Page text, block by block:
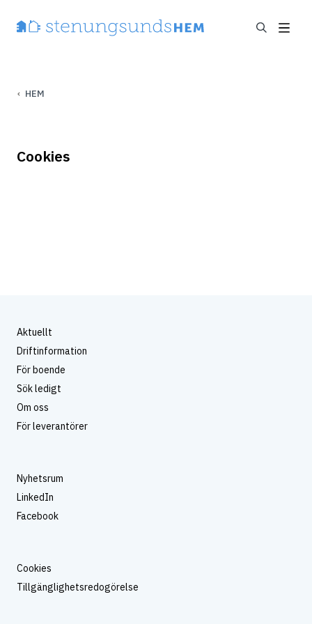
HEM
Cookies
Aktuellt
Driftinformation
För boende
Sök ledigt
Om oss
För leverantörer
Nyhetsrum
LinkedIn
Facebook
Cookies
Tillgänglighetsredogörelse